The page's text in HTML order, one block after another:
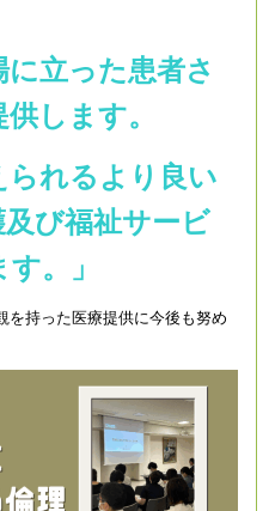
に立った患者さ
します。
られるより良い
び福祉サービ
。」
を持った医療提供に今後も努め